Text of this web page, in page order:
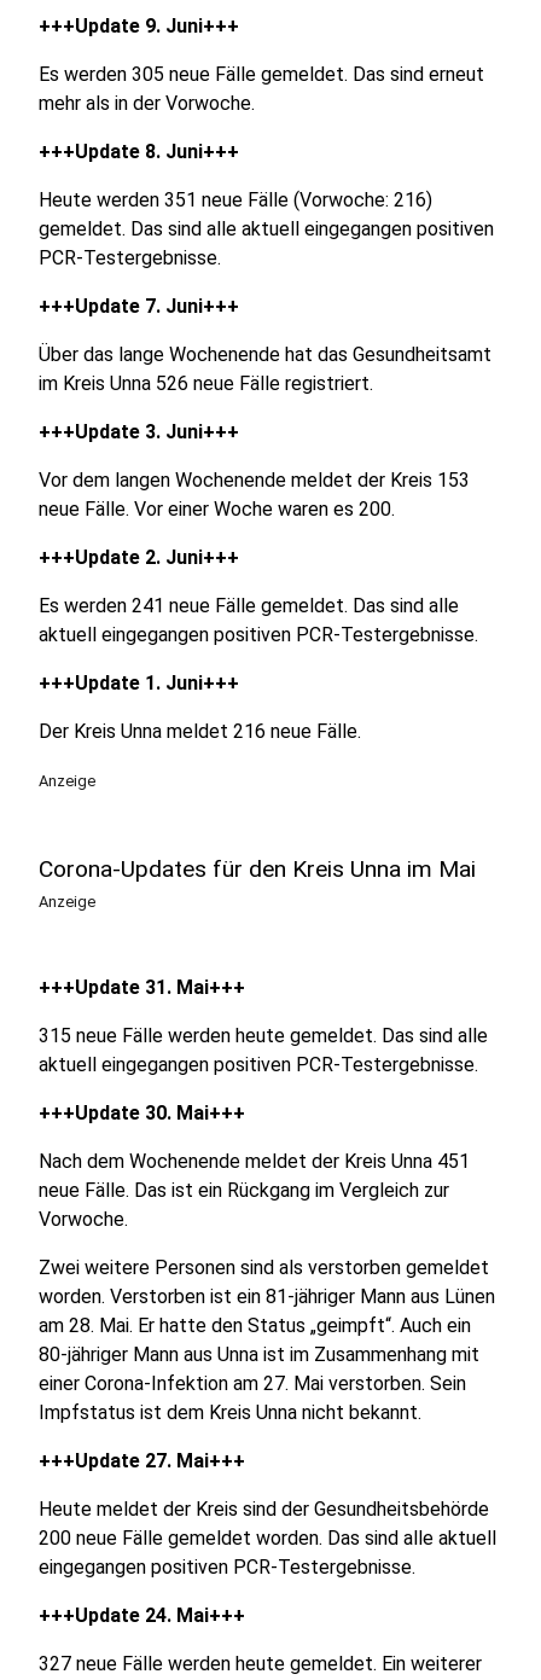
+++Update 9. Juni+++
Es werden 305 neue Fälle gemeldet. Das sind erneut
mehr als in der Vorwoche.
+++Update 8. Juni+++
Heute werden 351 neue Fälle (Vorwoche: 216)
gemeldet. Das sind alle aktuell eingegangen positiven
PCR-Testergebnisse.
+++Update 7. Juni+++
Über das lange Wochenende hat das Gesundheitsamt
im Kreis Unna 526 neue Fälle registriert.
+++Update 3. Juni+++
Vor dem langen Wochenende meldet der Kreis 153
neue Fälle. Vor einer Woche waren es 200.
+++Update 2. Juni+++
Es werden 241 neue Fälle gemeldet. Das sind alle
aktuell eingegangen positiven PCR-Testergebnisse.
+++Update 1. Juni+++
Der Kreis Unna meldet 216 neue Fälle.
Anzeige
Corona-Updates für den Kreis Unna im Mai
Anzeige
+++Update 31. Mai+++
315 neue Fälle werden heute gemeldet. Das sind alle
aktuell eingegangen positiven PCR-Testergebnisse.
+++Update 30. Mai+++
Nach dem Wochenende meldet der Kreis Unna 451
neue Fälle. Das ist ein Rückgang im Vergleich zur
Vorwoche.
Zwei weitere Personen sind als verstorben gemeldet
worden. Verstorben ist ein 81-jähriger Mann aus Lünen
am 28. Mai. Er hatte den Status „geimpft“. Auch ein
80-jähriger Mann aus Unna ist im Zusammenhang mit
einer Corona-Infektion am 27. Mai verstorben. Sein
Impfstatus ist dem Kreis Unna nicht bekannt.
+++Update 27. Mai+++
Heute meldet der Kreis sind der Gesundheitsbehörde
200 neue Fälle gemeldet worden. Das sind alle aktuell
eingegangen positiven PCR-Testergebnisse.
+++Update 24. Mai+++
327 neue Fälle werden heute gemeldet. Ein weiterer